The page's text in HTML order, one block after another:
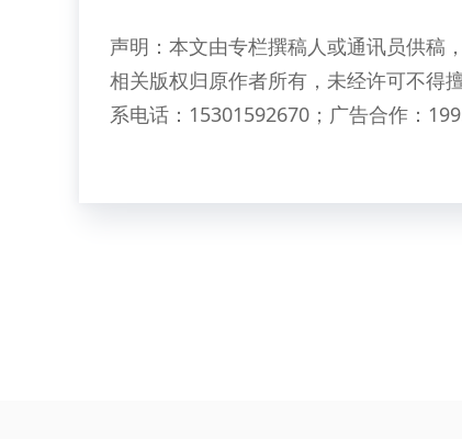
声明：本文由专栏撰稿人或通讯员供稿
相关版权归原作者所有，未经许可不得
系电话：15301592670；广告合作：